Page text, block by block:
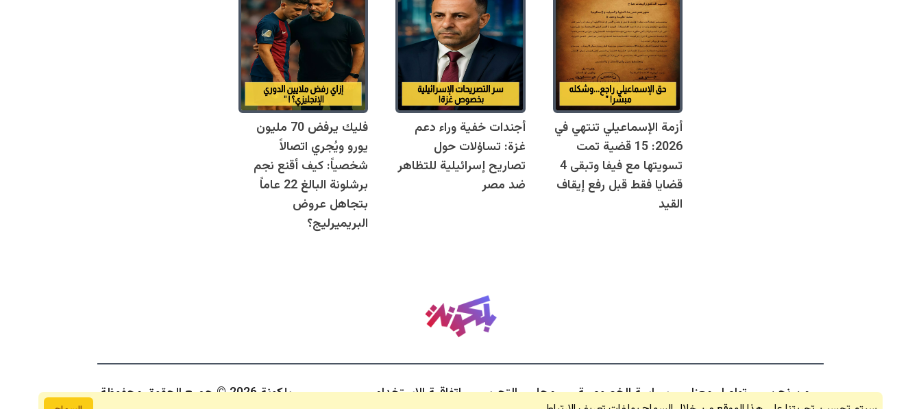
أزمة الإسماعيلي تنتهي في
2026: 15 قضية تمت
تسويتها مع فيفا وتبقى 4
قضايا فقط قبل رفع إيقاف
القيد
أجندات خفية وراء دعم
غزة: تساؤلات حول
تصاريح إسرائيلية للتظاهر
ضد مصر
فليك يرفض 70 مليون
يورو ويُجري اتصالاً
شخصياً: كيف أقنع نجم
برشلونة البالغ 22 عاماً
بتجاهل عروض
البريميرليج؟
من نحن تواصل معنا سياسة الخصوصية مجلس التحرير اتفاقية الاستخدام بلكونة 2026 © جمبع الحقوق محفوظة